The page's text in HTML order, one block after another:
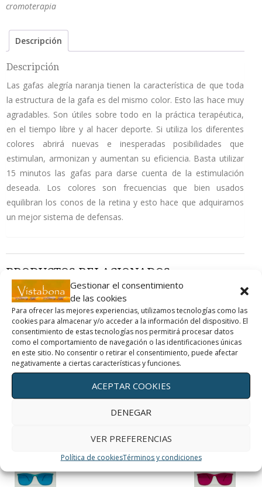
Gestionar el consentimiento
de las cookies
Para ofrecer las mejores experiencias, utilizamos tecnologías como las
cookies para almacenar y/o acceder a la información del dispositivo. El
consentimiento de estas tecnologías nos permitirá procesar datos
como el comportamiento de navegación o las identificaciones únicas
en este sitio. No consentir o retirar el consentimiento, puede afectar
negativamente a ciertas características y funciones.
ACEPTAR COOKIES
DENEGAR
VER PREFERENCIAS
Política de cookiesTérminos y condiciones
cromoterapia
Descripción
Descripción
Las gafas alegría naranja tienen la característica de que toda
la estructura de la gafa es del mismo color. Esto las hace muy
agradables. Son útiles sobre todo en la práctica terapéutica,
en el tiempo libre y al hacer deporte. Si utiliza los diferentes
colores abrirá nuevas e inesperadas posibilidades que
estimulan, armonizan y aumentan su eficiencia. Basta utilizar
15 minutos las gafas para darse cuenta de la estimulación
deseada. Los colores son frecuencias que bien usados
equilibran los conos de la retina y esto hace que adquiramos
un mejor sistema de defensas.
PRODUCTOS RELACIONADOS
SURTIDO DE
10 COLORES
220,00€
"iva
incluido"
AÑADIR
ROSA:
INTUICIÓN Y
ALEGRÍA
30,00€
incluido"